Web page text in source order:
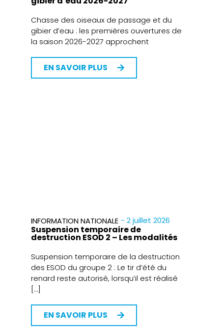
Chasse des oiseaux de passage et du
gibier d’eau : les premières ouvertures de
la saison 2026-2027 approchent
EN SAVOIR PLUS
INFORMATION NATIONALE - 2 juillet 2026
Suspension temporaire de
destruction ESOD 2 – Les modalités
Suspension temporaire de la destruction
des ESOD du groupe 2 : Le tir d’été du
renard reste autorisé, lorsqu’il est réalisé
[…]
EN SAVOIR PLUS